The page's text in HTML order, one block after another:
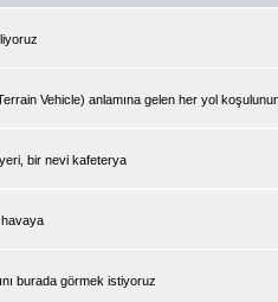
Vehicle) anlamına gelen her yol
yeri, bir nevi kafeterya
burada görmek istiyoruz